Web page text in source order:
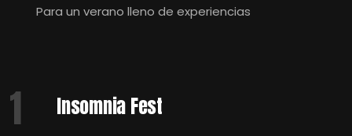
Para un verano lleno de experiencias
1 Insomnia Fest